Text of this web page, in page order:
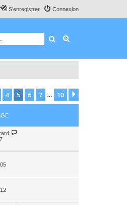
Connexion
S’enregistrer
Rechercher
4 5 6 7 10